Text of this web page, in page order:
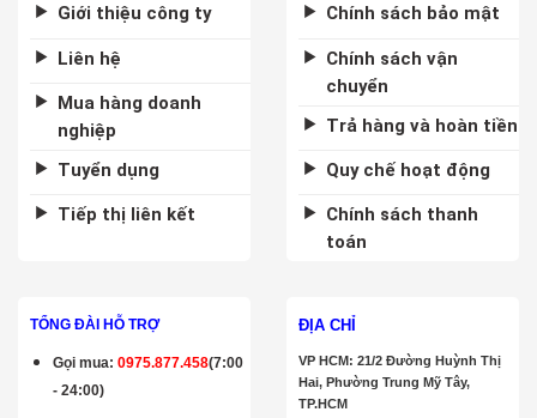
Giới thiệu công ty
Liên hệ
Mua hàng doanh
nghiệp
Tuyển dụng
Tiếp thị liên kết
Chính sách bảo mật
Chính sách vận
chuyển
Trả hàng và hoàn tiền
Quy chế hoạt động
Chính sách thanh
toán
TỔNG ĐÀI HỖ TRỢ
Gọi mua:0975.877.458(7:00
- 24:00)
ĐỊA CHỈ
VP HCM: 21/2 Đường Huỳnh Thị
Hai, Phường Trung Mỹ Tây,
TP.HCM